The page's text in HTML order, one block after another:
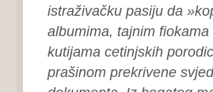
istraživačku pasiju da
albumima, tajnim
kutijama cetinjskih
prašinom prekrivene